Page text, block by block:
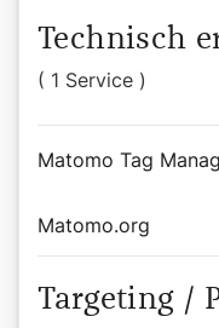
Buchtipp:
„CRASHKURS Who is
3-85351-331-6,
Das Buch erzählt
pointiert von den 50
Technisch
( 1 Service )
Matomo Tag
Matomo.org
Targeting /